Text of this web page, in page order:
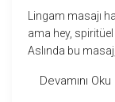
Lingam masajı
ama hey,
Aslında bu
deneyim
Devamını Oku